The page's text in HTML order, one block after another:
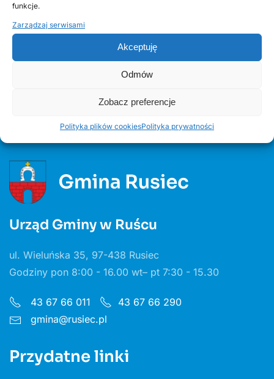
funkcje.
Zarządzaj serwisami
Akceptuję
Odmów
Zobacz preferencje
Polityka plików cookiesPolityka prywatności
14 LIPCA, 2020
30 CZERWCA, 2026
edycja 2, Fundusze Europejskie
Urząd Gminy w Ruścu
ul. Wieluńska 35, 97-438 Rusiec
Godziny pon 8:00 - 16.00 wt– pt 7:30 - 15.30
43 67 66 011
43 67 66 290
gmina@rusiec.pl
Przydatne linki